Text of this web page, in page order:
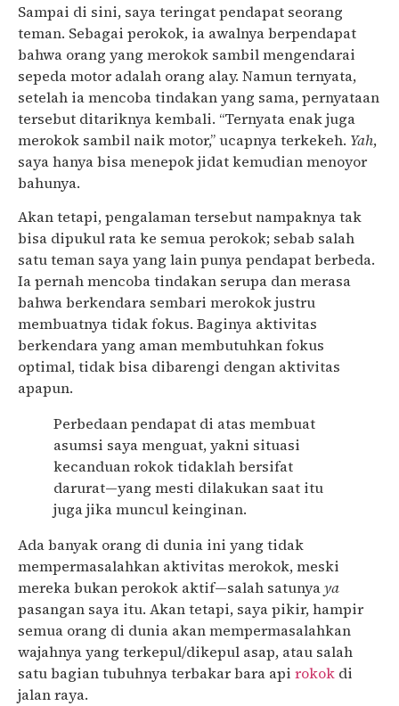
Sampai di sini, saya teringat pendapat seorang
teman. Sebagai perokok, ia awalnya berpendapat
bahwa orang yang merokok sambil mengendarai
sepeda motor adalah orang alay. Namun ternyata,
setelah ia mencoba tindakan yang sama, pernyataan
tersebut ditariknya kembali. “Ternyata enak juga
merokok sambil naik motor,” ucapnya terkekeh. Yah,
saya hanya bisa menepok jidat kemudian menoyor
bahunya.
Akan tetapi, pengalaman tersebut nampaknya tak
bisa dipukul rata ke semua perokok; sebab salah
satu teman saya yang lain punya pendapat berbeda.
Ia pernah mencoba tindakan serupa dan merasa
bahwa berkendara sembari merokok justru
membuatnya tidak fokus. Baginya aktivitas
berkendara yang aman membutuhkan fokus
optimal, tidak bisa dibarengi dengan aktivitas
apapun.
Perbedaan pendapat di atas membuat
asumsi saya menguat, yakni situasi
kecanduan rokok tidaklah bersifat
darurat—yang mesti dilakukan saat itu
juga jika muncul keinginan.
Ada banyak orang di dunia ini yang tidak
mempermasalahkan aktivitas merokok, meski
mereka bukan perokok aktif—salah satunyaya
pasangan saya itu. Akan tetapi, saya pikir, hampir
semua orang di dunia akan mempermasalahkan
wajahnya yang terkepul/dikepul asap, atau salah
satu bagian tubuhnya terbakar bara api rokok di
jalan raya.